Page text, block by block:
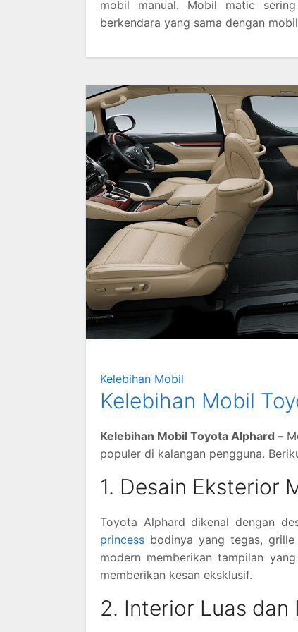
mobil manual. Mobil matic
berkendara yang sama dengan
Kelebihan Mobil
Kelebihan Mobil
Kelebihan Mobil Toyota Alphard –
populer di kalangan pengguna.
1. Desain Eksterior
Toyota Alphard dikenal dengan
princess bodinya yang tegas,
modern memberikan tampilan
memberikan kesan eksklusif.
2. Interior Luas dan